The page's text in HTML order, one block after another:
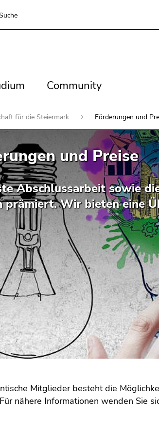
Community
Community
für die Steiermark Förderungen und
und Preise
Abschlussarbeit sowie
prämiert. Wir bieten eine
Mitglieder besteht die
nähere Informationen wenden Sie